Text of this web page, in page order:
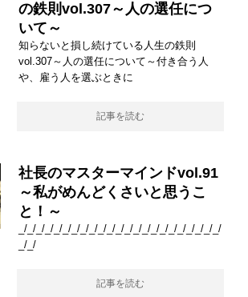
の鉄則vol.307～人の選任につ
いて～
知らないと損し続けている人生の鉄則
vol.307～人の選任について～付き合う人
や、雇う人を選ぶときに
記事を読む
社長のマスターマインドvol.91
～私がめんどくさいと思うこ
と！～
_/_/_/_/_/_/_/_/_/_/_/_/_/_/_/_/_/_/_/_/_/_/_/
_/_/
記事を読む